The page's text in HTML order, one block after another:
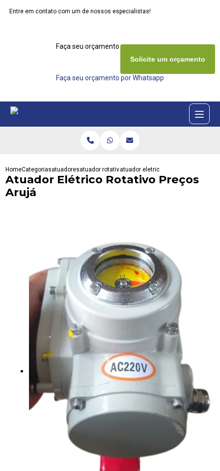
Entre em contato com um de nossos especialistas!
Faça seu orçamento agora mesmo
Faça seu orçamento por Whatsapp
Solicite um orçamento
HomeCategoriasatuadoresatuador rotativoatuador eletrico rotativo precos
Atuador Elétrico Rotativo Preços
Arujá